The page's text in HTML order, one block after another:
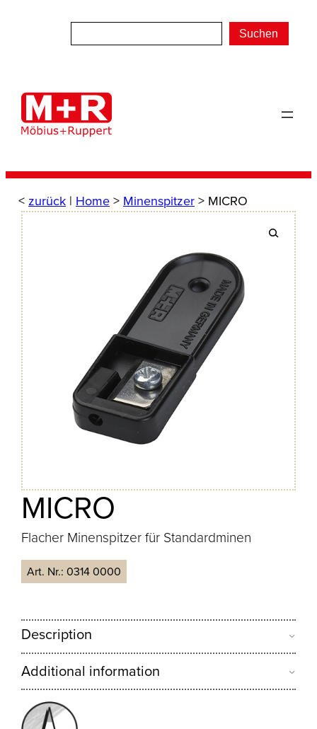
Suchen
< zurück | Home> Minenspitzer> MICRO
MICRO
Flacher Minenspitzer für Standardminen
Art. Nr.:0314 0000
Description
Additional information